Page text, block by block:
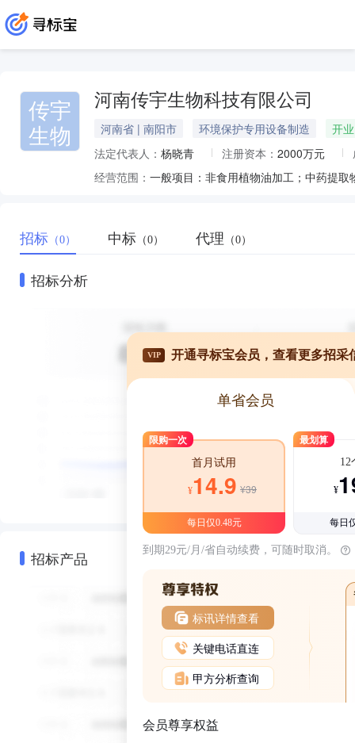
传宇
生物
河南传宇生物科技有限公司
河南省 | 南阳市 环境保护专用设备制造
开业
法定代表人： 杨晓青 注册资本： 2000万元
经营范围：
招标 （0） 中标 （0） 代理 （0）
招标分析
招标产品
VIP 开通寻标宝会员，查看更多招采
单省会员
限购一次
首月试用
¥14.9 ¥39
每日仅0.48元
最划算
12
¥
每日
到期29元/月/省自动续费，可随时取消。
标讯详情查看
关键电话直连
甲方分析查询
会员尊享权益